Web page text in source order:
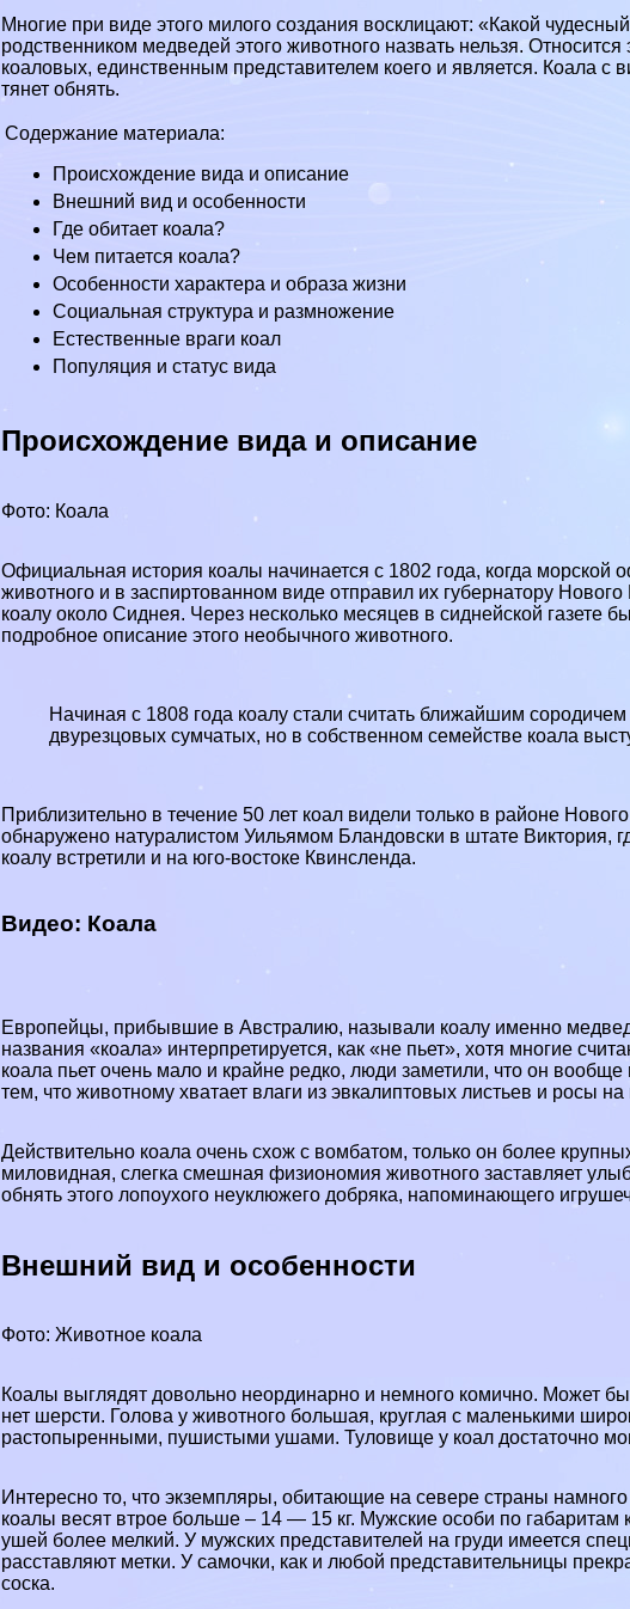
Многие при виде этого милого создания восклицают: «Какой
родственником медведей этого животного назвать нельзя.
коаловых, единственным представителем коего и является. Коала с
тянет обнять.
Содержание материала:
Происхождение вида и описание
Внешний вид и особенности
Где обитает коала?
Чем питается коала?
Особенности хаpaктера и образа жизни
Социальная структура и размножение
Естественные враги коал
Популяция и статус вида
Происхождение вида и описание
Фото: Коала
Официальная история коалы начинается с 1802 года, когда морской
животного и в заспиртованном виде отправил их губернатору
коалу около Сиднея. Через несколько месяцев в сиднейской газете
подробное описание этого необычного животного.
Начиная с 1808 года коалу стали считать ближайшим
двурезцовых сумчатых, но в собственном семействе коала
Приблизительно в течение 50 лет коал видели только в районе
обнаружено натуралистом Уильямом Бландовски в штате Виктория,
коалу встретили и на юго-востоке Квинсленда.
Видео: Коала
Европейцы, прибывшие в Австралию, называли коалу именно
названия «коала» интерпретируется, как «не пьет», хотя многие
коала пьет очень мало и крайне редко, люди заметили, что он вообще
тем, что животному хватает влаги из эвкалиптовых листьев и росы на
Действительно коала очень схож с вомбатом, только он более
миловидная, слегка смешная физиономия животного заставляет
обнять этого лопоухого неуклюжего добряка, напоминающего
Внешний вид и особенности
Фото: Животное коала
Коалы выглядят довольно неординарно и немного комично. Может
нет шерсти. Голова у животного большая, круглая с маленькими
растопыренными, пушистыми ушами. Туловище у коал достаточно
Интересно то, что экземпляры, обитающие на севере страны
коалы весят втрое больше – 14 — 15 кг. Мужские особи по габаритам
ушей более мелкий. У мужских представителей на гpyди имеется
расставляют метки. У самочки, как и любой представительницы
соска.